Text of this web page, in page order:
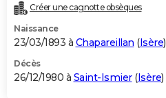
Créer une cagnotte obsèques
Naissance
23/03/1893 à Chapareillan (Isère)
Décès
26/12/1980 à Saint-Ismier(Isère)